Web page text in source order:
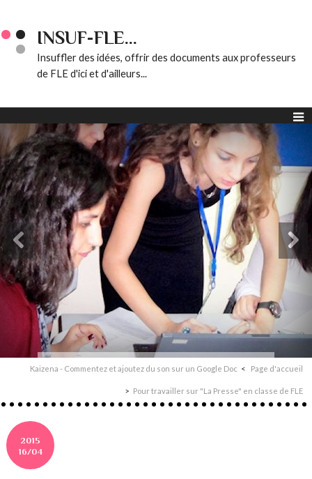
INSUF-FLE...
Insuffler des idées, offrir des documents aux professeurs
de FLE d'ici et d'ailleurs...
Kaizena - Commentez et ajoutez du son sur un Google Doc Page d'accueil
Pour travailler sur "La Presse" en classe de FLE
2015
16/04